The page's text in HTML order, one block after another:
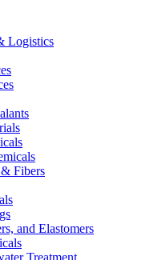
Logistics
Fibers
and Elastomers
Treatment